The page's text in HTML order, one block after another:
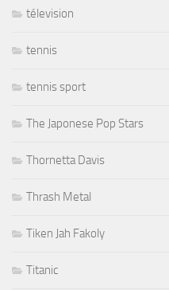
télevision
tennis
tennis sport
The Japonese Pop Stars
Thornetta Davis
Thrash Metal
Tiken Jah Fakoly
Titanic